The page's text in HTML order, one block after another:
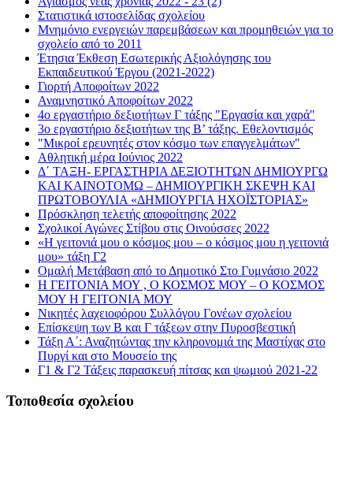
Στατιστικά ιστοσελίδας σχολείου
Μνημόνιο ενεργειών παρεμβάσεων και προμηθειών για το
σχολείο από το 2011
Έτησια Έκθεση Εσωτερικής Αξιολόγησης του
Εκπαιδευτικού Έργου (2021-2022)
Γιορτή Αποφοίτων 2022
Αναμνηστικό Αποφοίτων 2022
4ο εργαστήριο δεξιοτήτων Γ τάξης "Εργασία και χαρά"
3ο εργαστήριο δεξιοτήτων της Β’ τάξης. Εθελοντισμός
"Μικροί ερευνητές στον κόσμο των επαγγελμάτων"
Αθλητική μέρα Ιούνιος 2022
Δ΄ ΤΑΞΗ- ΕΡΓΑΣΤΗΡΙΑ ΔΕΞΙΟΤΗΤΩΝ ΔΗΜΙΟΥΡΓΩ
ΚΑΙ ΚΑΙΝΟΤΟΜΩ – ΔΗΜΙΟΥΡΓΙΚΗ ΣΚΕΨΗ ΚΑΙ
ΠΡΩΤΟΒΟΥΛΙΑ «ΔΗΜΙΟΥΡΓΙΑ ΗΧΟΪΣΤΟΡΙΑΣ»
Πρόσκληση τελετής αποφοίτησης 2022
Σχολικοί Αγώνες Στίβου στις Οινούσσες 2022
«Η γειτονιά μου ο κόσμος μου – ο κόσμος μου η γειτονιά
μου» τάξη Γ2
Ομαλή Μετάβαση από το Δημοτικό Στο Γυμνάσιο 2022
Η ΓΕΙΤΟΝΙΑ ΜΟΥ , Ο ΚΟΣΜΟΣ ΜΟΥ – Ο ΚΟΣΜΟΣ
ΜΟΥ Η ΓΕΙΤΟΝΙΑ ΜΟΥ
Νικητές λαχειοφόρου Συλλόγου Γονέων σχολείου
Επίσκεψη των Β και Γ τάξεων στην Πυροσβεστική
Τάξη Α΄: Αναζητώντας την κληρονομιά της Μαστίχας στο
Πυργί και στο Μουσείο της
Γ1 & Γ2 Τάξεις παρασκευή πίτσας και ψωμιού 2021-22
Τοποθεσία σχολείου